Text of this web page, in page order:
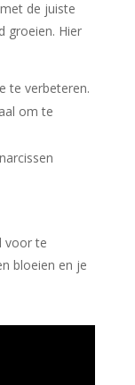
de juiste
groeien. Hier
te verbeteren.
om te
voor te
bloeien en je